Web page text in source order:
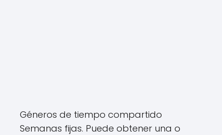
Géneros de tiempo compartido
Semanas fijas. Puede obtener una o